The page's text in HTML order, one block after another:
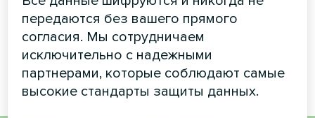
Художественное
оформление
вентиляторного доводчика
Mycond BeeThermic
Тепловой насос MyCond
BeeThermic
передаются без вашего прямого
согласия. Мы сотрудничаем
исключительно с надежными
партнерами, которые соблюдают самые
высокие стандарты защиты данных.